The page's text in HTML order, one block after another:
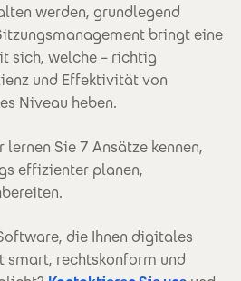
werden, grundlegend
bringt eine
sich, welche – richtig
und Effektivität von
Niveau heben.
Sie 7 Ansätze kennen,
effizienter planen,
die Ihnen digitales
smart, rechtskonform und